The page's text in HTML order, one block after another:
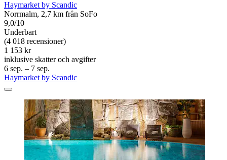
Haymarket by Scandic
Norrmalm, 2,7 km från SoFo
9,0/10
Underbart
(4 018 recensioner)
1 153 kr
inklusive skatter och avgifter
6 sep. – 7 sep.
Haymarket by Scandic